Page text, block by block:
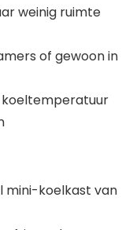
weinig ruimte
of gewoon in
koeltemperatuur
mini-koelkast van